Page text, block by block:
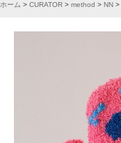
ホーム > CURATOR > method > NN >